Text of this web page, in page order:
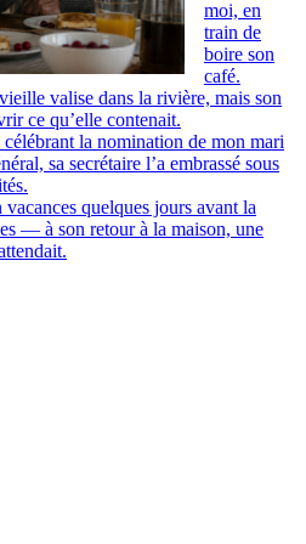
moi, en
train de
boire son
café.
valise dans la rivière, mais son
ce qu’elle contenait.
la nomination de mon mari
sa secrétaire l’a embrassé sous
quelques jours avant la
— à son retour à la maison, une